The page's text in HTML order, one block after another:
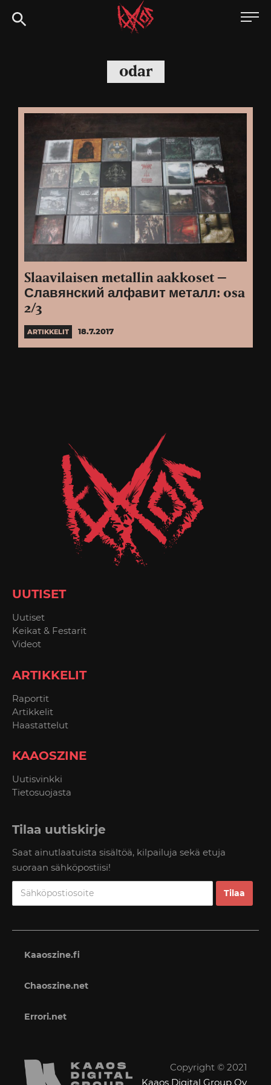
Siirry
suoraan
Kaaoszine
odar
Slaavilaisen metallin aakkoset –
Славянский алфавит металл: osa
2/3
ARTIKKELIT 18.7.2017
UUTISET
Uutiset
Keikat & Festarit
Videot
ARTIKKELIT
Raportit
Artikkelit
Haastattelut
KAAOSZINE
Uutisvinkki
Tietosuojasta
Tilaa uutiskirje
Saat ainutlaatuista sisältöä, kilpailuja sekä etuja
suoraan sähköpostiisi!
Kaaoszine.fi
Chaoszine.net
Errori.net
Copyright © 2021
Kaaos Digital Group Oy